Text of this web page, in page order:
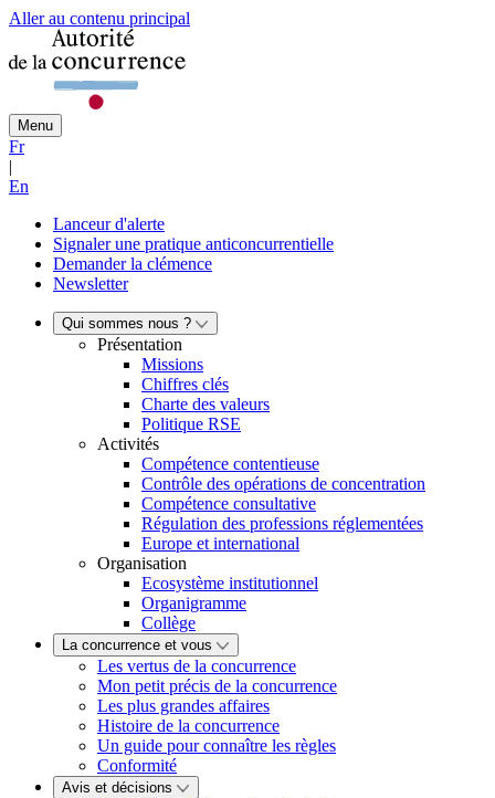
Aller au contenu principal
Menu
Fr
|
En
Lanceur d'alerte
Signaler une pratique anticoncurrentielle
Demander la clémence
Newsletter
Qui sommes nous ?
Présentation
Missions
Chiffres clés
Charte des valeurs
Politique RSE
Activités
Compétence contentieuse
Contrôle des opérations de concentration
Compétence consultative
Régulation des professions réglementées
Europe et international
Organisation
Ecosystème institutionnel
Organigramme
Collège
La concurrence et vous
Les vertus de la concurrence
Mon petit précis de la concurrence
Les plus grandes affaires
Histoire de la concurrence
Un guide pour connaître les règles
Conformité
Avis et décisions